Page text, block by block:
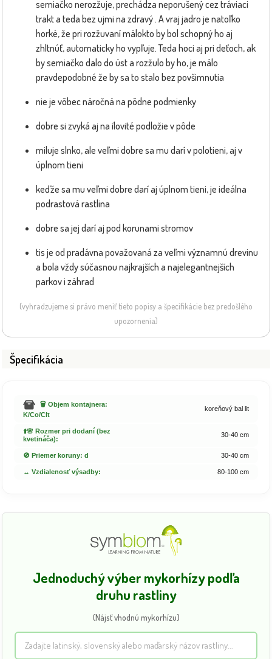
semiačko nerozžuje, prechádza neporušený cez tráviaci
trakt a teda bez ujmi na zdravý . A vraj jadro je natoľko
horké, že pri rozžuvaní málokto by bol schopný ho aj
zhltnúť, automaticky ho vypľuje. Teda hoci aj pri deťoch, ak
by semiačko dalo do úst a rozžulo by ho, je málo
pravdepodobné že by sa to stalo bez povšimnutia
nie je vôbec náročná na pôdne podmienky
dobre si zvyká aj na ílovité podložie v pôde
miluje slnko, ale veľmi dobre sa mu darí v polotieni, aj v
úplnom tieni
keďže sa mu veľmi dobre darí aj úplnom tieni, je ideálna
podrastová rastlina
dobre sa jej darí aj pod korunami stromov
tis je od pradávna považovaná za veľmi významnú drevinu
a bola vždy súčasnou najkrajších a najelegantnejších
parkov i záhrad
(vyhradzujeme si právo meniť tieto popisy a špecifikácie bez predošlého
upozornenia)
Špecifikácia
🗑️ Objem kontajnera:
K/Co/Clt
koreňový bal lit
⬆️🌸 Rozmer pri dodaní (bez
kvetináča):
30-40 cm
🚫 Priemer koruny: d 30-40 cm
↔️ Vzdialenosť výsadby: 80-100 cm
Jednoduchý výber mykorhízy podľa
druhu rastliny
(Nájsť vhodnú mykorhízu)